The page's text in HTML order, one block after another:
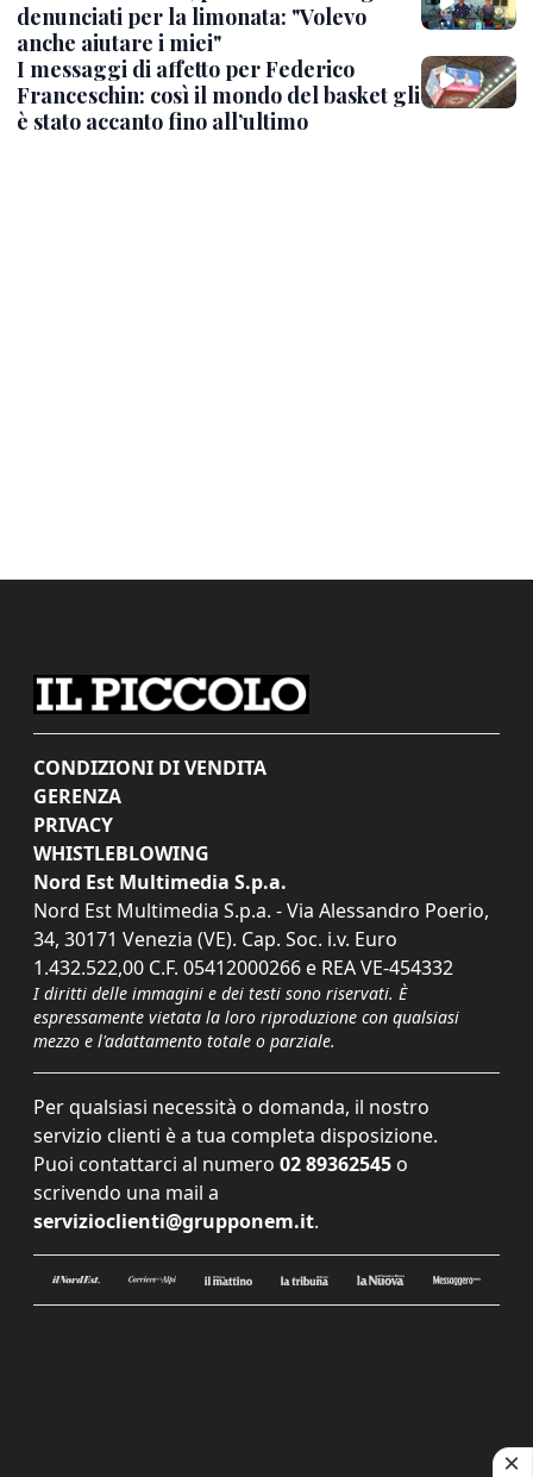
denunciati per la limonata: "Volevo
anche aiutare i miei"
I messaggi di affetto per Federico
Franceschin: così il mondo del basket gli
è stato accanto fino all’ultimo
CONDIZIONI DI VENDITA
GERENZA
PRIVACY
WHISTLEBLOWING
Nord Est Multimedia S.p.a.
Nord Est Multimedia S.p.a. - Via Alessandro Poerio,
34, 30171 Venezia (VE). Cap. Soc. i.v. Euro
1.432.522,00 C.F. 05412000266 e REA VE-454332
I diritti delle immagini e dei testi sono riservati. È
espressamente vietata la loro riproduzione con qualsiasi
mezzo e l'adattamento totale o parziale.
Per qualsiasi necessità o domanda, il nostro
servizio clienti è a tua completa disposizione.
Puoi contattarci al numero 02 89362545 o
scrivendo una mail a
servizioclienti@grupponem.it.